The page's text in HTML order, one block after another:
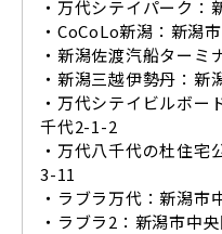
・万代シテイパーク
・CoCoLo新潟：新潟
・新潟佐渡汽船ターミ
・新潟三越伊勢丹：
・万代シテイビルボー
千代2-1-2
・万代八千代の杜住宅
3-11
・ラブラ万代：新潟市
・ラブラ2：新潟市中